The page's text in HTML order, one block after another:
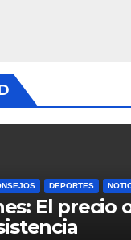
DEPORTES
El precio